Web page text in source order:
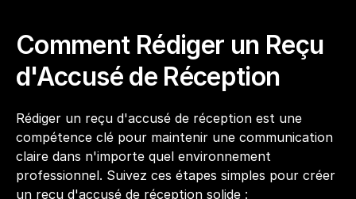
Comment Rédiger un Reçu
d'Accusé de Réception
Rédiger un reçu d'accusé de réception est une
compétence clé pour maintenir une communication
claire dans n'importe quel environnement
professionnel. Suivez ces étapes simples pour créer
un reçu d'accusé de réception solide :